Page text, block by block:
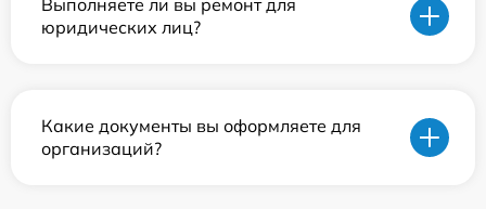
Выполняете ли вы ремонт для
юридических лиц?
Какие документы вы оформляете для
организаций?